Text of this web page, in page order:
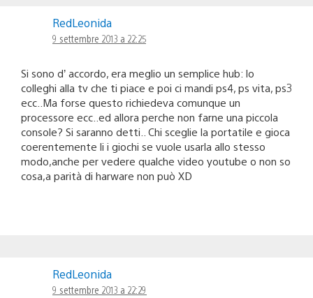
RedLeonida
9 settembre 2013 a 22:25
Si sono d’ accordo, era meglio un semplice hub: lo
colleghi alla tv che ti piace e poi ci mandi ps4, ps vita, ps3
ecc..Ma forse questo richiedeva comunque un
processore ecc..ed allora perche non farne una piccola
console? Si saranno detti.. Chi sceglie la portatile e gioca
coerentemente li i giochi se vuole usarla allo stesso
modo,anche per vedere qualche video youtube o non so
cosa,a parità di harware non può XD
RedLeonida
9 settembre 2013 a 22:29